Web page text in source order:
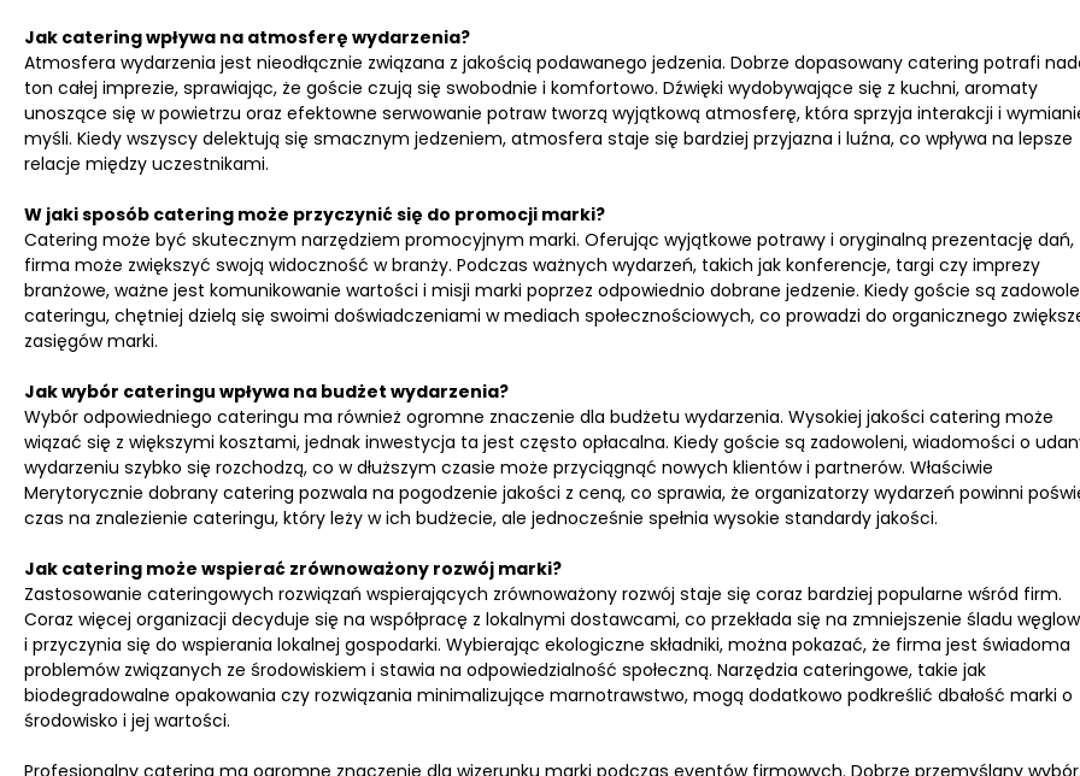
Jak catering wpływa na atmosferę wydarzenia?
Atmosfera wydarzenia jest nieodłącznie związana z jakością podawanego jedzenia. Dobrze dopasowany catering potrafi
ton całej imprezie, sprawiając, że goście czują się swobodnie i komfortowo. Dźwięki wydobywające się z kuchni, aromaty
unoszące się w powietrzu oraz efektowne serwowanie potraw tworzą wyjątkową atmosferę, która sprzyja interakcji i
myśli. Kiedy wszyscy delektują się smacznym jedzeniem, atmosfera staje się bardziej przyjazna i luźna, co wpływa na lepsze
relacje między uczestnikami.
W jaki sposób catering może przyczynić się do promocji marki?
Catering może być skutecznym narzędziem promocyjnym marki. Oferując wyjątkowe potrawy i oryginalną prezentację dań,
firma może zwiększyć swoją widoczność w branży. Podczas ważnych wydarzeń, takich jak konferencje, targi czy imprezy
branżowe, ważne jest komunikowanie wartości i misji marki poprzez odpowiednio dobrane jedzenie. Kiedy goście są
cateringu, chętniej dzielą się swoimi doświadczeniami w mediach społecznościowych, co prowadzi do organicznego
zasięgów marki.
Jak wybór cateringu wpływa na budżet wydarzenia?
Wybór odpowiedniego cateringu ma również ogromne znaczenie dla budżetu wydarzenia. Wysokiej jakości catering może
wiązać się z większymi kosztami, jednak inwestycja ta jest często opłacalna. Kiedy goście są zadowoleni, wiadomości o
wydarzeniu szybko się rozchodzą, co w dłuższym czasie może przyciągnąć nowych klientów i partnerów. Właściwie
Merytorycznie dobrany catering pozwala na pogodzenie jakości z ceną, co sprawia, że organizatorzy wydarzeń powinni
czas na znalezienie cateringu, który leży w ich budżecie, ale jednocześnie spełnia wysokie standardy jakości.
Jak catering może wspierać zrównoważony rozwój marki?
Zastosowanie cateringowych rozwiązań wspierających zrównoważony rozwój staje się coraz bardziej popularne wśród firm.
Coraz więcej organizacji decyduje się na współpracę z lokalnymi dostawcami, co przekłada się na zmniejszenie śladu
i przyczynia się do wspierania lokalnej gospodarki. Wybierając ekologiczne składniki, można pokazać, że firma jest świadoma
problemów związanych ze środowiskiem i stawia na odpowiedzialność społeczną. Narzędzia cateringowe, takie jak
biodegradowalne opakowania czy rozwiązania minimalizujące marnotrawstwo, mogą dodatkowo podkreślić dbałość marki o
środowisko i jej wartości.
Profesjonalny catering ma ogromne znaczenie dla wizerunku marki podczas eventów firmowych. Dobrze przemyślany